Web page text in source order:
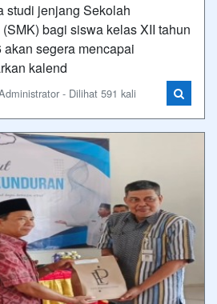
studi jenjang Sekolah
bagi siswa kelas XII tahun
segera mencapai
kalend
- Dilihat 591 kali